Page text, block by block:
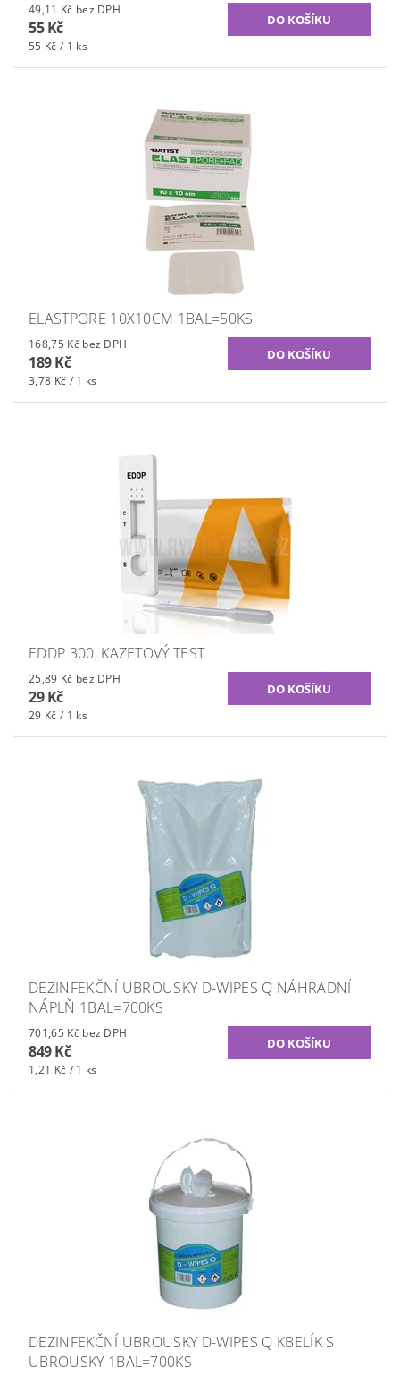
49,11 Kč bez DPH
55 Kč
55 Kč / 1 ks
ELASTPORE 10X10CM 1BAL=50KS
168,75 Kč bez DPH
189 Kč
3,78 Kč / 1 ks
EDDP 300, KAZETOVÝ TEST
25,89 Kč bez DPH
29 Kč
29 Kč / 1 ks
DEZINFEKČNÍ UBROUSKY D-WIPES Q NÁHRADNÍ
NÁPLŇ 1BAL=700KS
701,65 Kč bez DPH
849 Kč
1,21 Kč / 1 ks
DEZINFEKČNÍ UBROUSKY D-WIPES Q KBELÍK S
UBROUSKY 1BAL=700KS